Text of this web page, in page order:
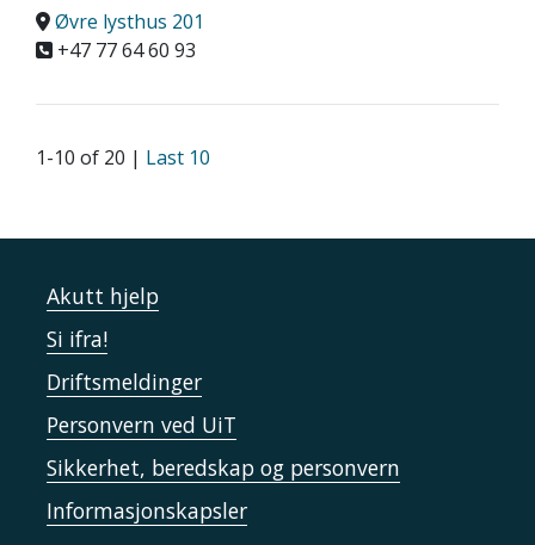
Øvre lysthus 201
+47 77 64 60 93
1-10 of 20 | Last 10
Akutt hjelp
Si ifra!
Driftsmeldinger
Personvern ved UiT
Sikkerhet, beredskap og personvern
Informasjonskapsler